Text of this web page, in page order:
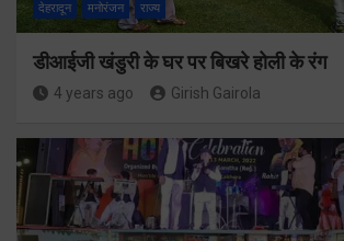
देहरादून मनोरंजन राज्य
डीआईजी खंडुरी के घर पर बिखरे होली के रंग
4 years ago Girish Gairola